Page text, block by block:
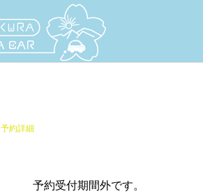
予約詳細
予約受付期間外です。